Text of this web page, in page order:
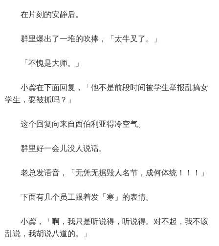
在片刻的安静后。
群里爆出了一堆的吹捧，「太牛叉了。」
「不愧是大师。」
小龚在下面回复，「他不是前段时间被学生举报乱搞女
学生，要被抓吗？」
这个回复向来自西伯利亚得冷空气。
群里好一会儿没人说话。
老总发语音，「无凭无据毁人名节，成何体统！！！」
下面有几个员工跟着发「寒」的表情。
小龚，「啊，我只是听说得，听说得。对不起，我不该
乱说，我胡说八道的。」